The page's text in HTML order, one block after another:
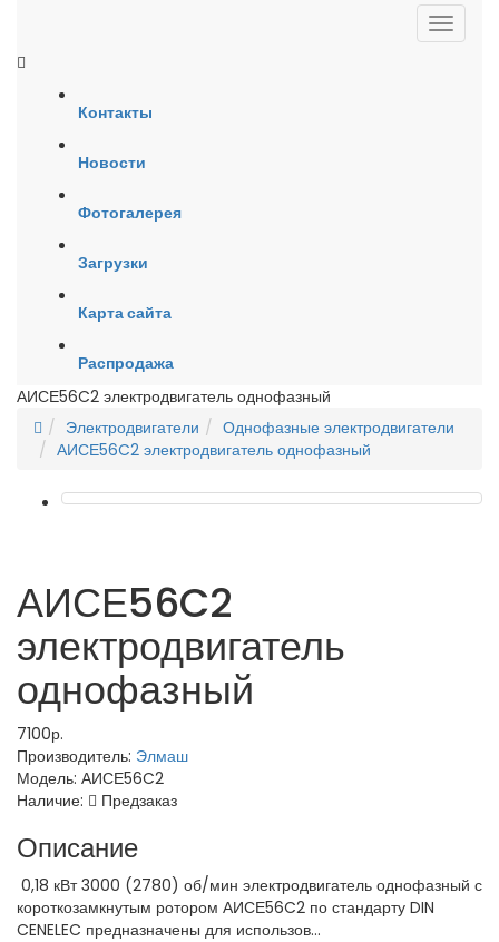
Контакты
Новости
Фотогалерея
Загрузки
Карта сайта
Распродажа
АИСЕ56C2 электродвигатель однофазный
Электродвигатели
Однофазные электродвигатели
АИСЕ56C2 электродвигатель однофазный
АИСЕ56C2
электродвигатель
однофазный
7100р.
Производитель: Элмаш
Модель: АИСЕ56C2
Наличие:
Предзаказ
Описание
0,18 кВт 3000 (2780) об/мин электродвигатель однофазный с
короткозамкнутым ротором АИСЕ56C2 по стандарту DIN
CENELEC предназначены для использов...